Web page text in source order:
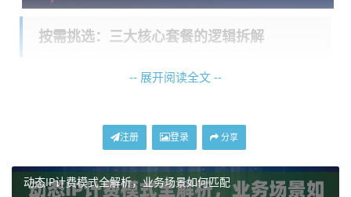
按需挑选：三大核心套餐的逻辑拆解
面对不同的业务需求，一刀切的方案往往成本高昂或效
户可根据自身业务的核心诉求进行精准匹配。
理IP。当您的业务具有长期性、高频次、大流量的特征
-- 展开阅读全文 --
注册 登录 分享
动态IP计费模式全解析，业务场景如何匹配